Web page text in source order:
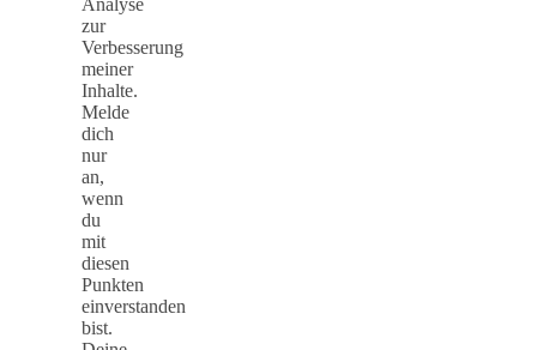
Analyse
zur
Verbesserung
meiner
Inhalte.
Melde
dich
nur
an,
wenn
du
mit
diesen
Punkten
einverstanden
bist.